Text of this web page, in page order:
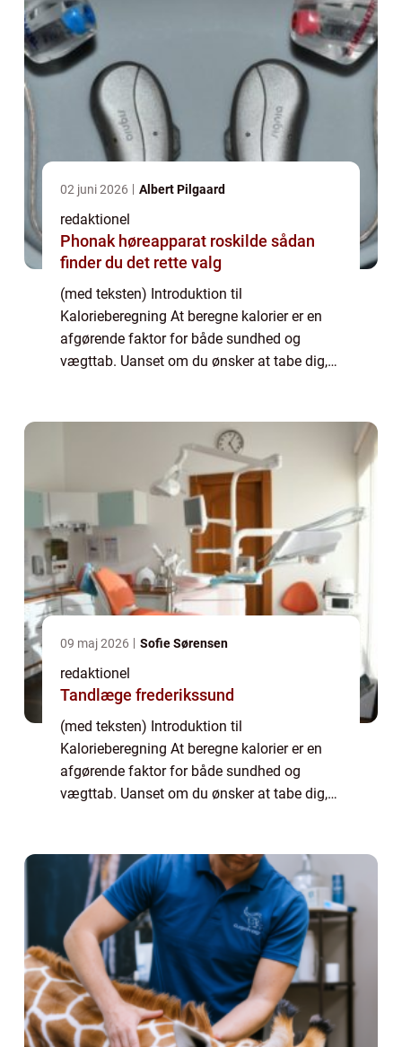
02 juni 2026 Albert Pilgaard
redaktionel
Phonak høreapparat roskilde sådan
finder du det rette valg
(med teksten) Introduktion til
Kalorieberegning At beregne kalorier er en
afgørende faktor for både sundhed og
vægttab. Uanset om du ønsker at tabe dig,
09 maj 2026 Sofie Sørensen
redaktionel
Tandlæge frederikssund
(med teksten) Introduktion til
Kalorieberegning At beregne kalorier er en
afgørende faktor for både sundhed og
vægttab. Uanset om du ønsker at tabe dig,
kalorier afgøre...